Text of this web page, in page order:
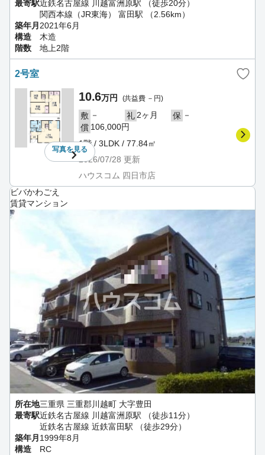
最寄駅近鉄名古屋線 川越富洲原駅 （徒歩20分）
関西本線（JR東海） 富田駅 （2.56km）
築年月 2021年6月
構造
木造
階数
地上2階
2号室
写真を見る
10.6万円 (共益費 －円)
敷 － 礼 2ヶ月 保 －
償 106,000円
1階 / 3LDK / 77.84㎡
2026/07/28 更新
ハウスコム 四日市店
ビバかわごえ
賃貸マンション
所在地三重県 三重郡川越町 大字豊田
最寄駅近鉄名古屋線 川越富洲原駅 （徒歩11分）
近鉄名古屋線 近鉄富田駅 （徒歩29分）
築年月 1999年8月
構造
RC